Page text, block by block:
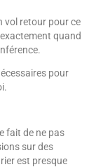
vol retour pour ce
quand
pour
fait de ne pas
sur des
est presque